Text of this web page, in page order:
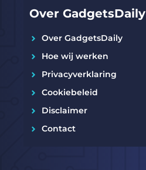
Over GadgetsDaily
Over GadgetsDaily
Hoe wij werken
Privacyverklaring
Cookiebeleid
Disclaimer
Contact